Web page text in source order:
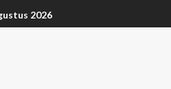
2026